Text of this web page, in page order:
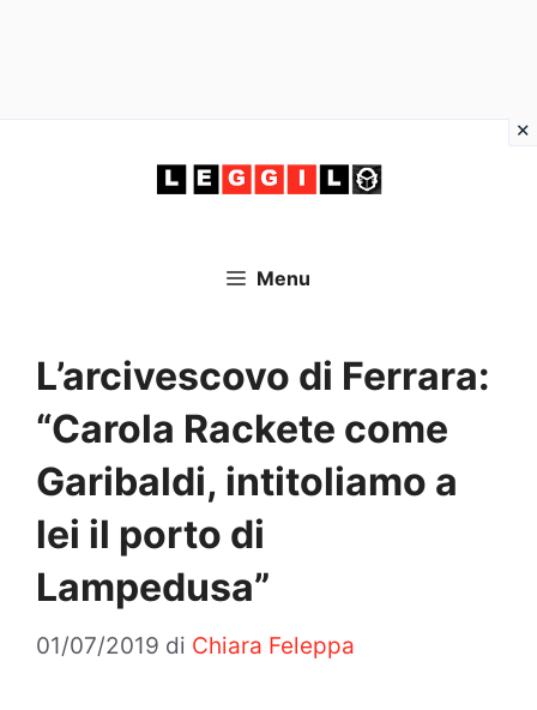
Menu
L’arcivescovo di Ferrara:
“Carola Rackete come
Garibaldi, intitoliamo a
lei il porto di
Lampedusa”
01/07/2019 di Chiara Feleppa